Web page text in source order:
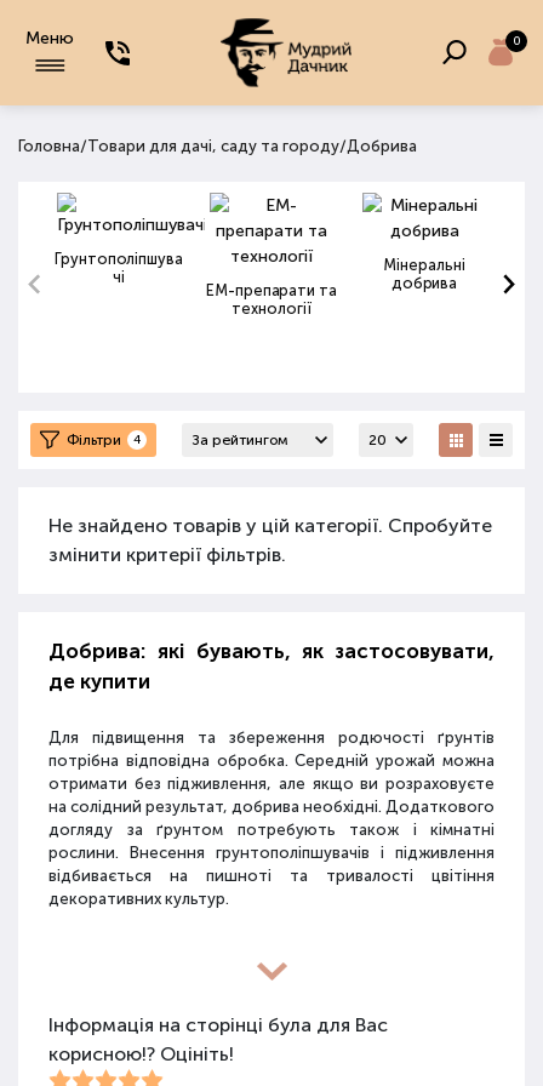
Меню 0
Головна/Товари для дачі, саду та городу/Добрива
Грунтополіпшува
чі
ЕМ-препарати та
технології
Мінеральні
добрива
Фільтри 4
Не знайдено товарів у цій категорії. Спробуйте
змінити критерії фільтрів.
Добрива: які бувають, як застосовувати,
де купити
Для підвищення та збереження родючості ґрунтів
потрібна відповідна обробка. Середній урожай можна
отримати без підживлення, але якщо ви розраховуєте
на солідний результат, добрива необхідні. Додаткового
догляду за ґрунтом потребують також і кімнатні
рослини. Внесення грунтополіпшувачів і підживлення
відбивається на пишноті та тривалості цвітіння
декоративних культур.
Різновиди засобів для покращення
Для покращення поживних якостей ґрунту
використовуються різні види засобів: мінеральні
Інформація на сторінці була для Вас
корисною!? Оцініть!